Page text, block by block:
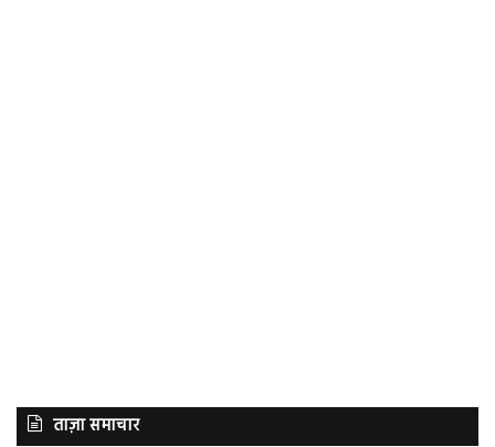
ताज़ा समाचार